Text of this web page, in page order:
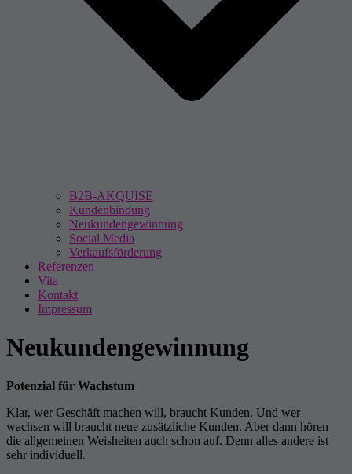
B2B-AKQUISE
Kundenbindung
Neukundengewinnung
Social Media
Verkaufsförderung
Referenzen
Vita
Kontakt
Impressum
Neukundengewinnung
Potenzial für Wachstum
Klar, wer Geschäft machen will, braucht Kunden. Und wer
wachsen will braucht neue zusätzliche Kunden. Aber dann hören
die allgemeinen Weisheiten auch schon auf. Denn alles andere ist
sehr individuell.